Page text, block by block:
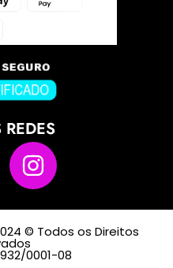
© Todos os Direitos
0001-08